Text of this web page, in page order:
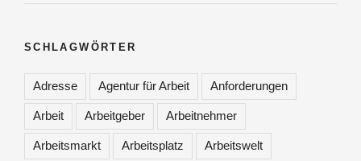
SCHLAGWÖRTER
Adresse Agentur für Arbeit Anforderungen
Arbeit Arbeitgeber Arbeitnehmer
Arbeitsmarkt Arbeitsplatz Arbeitswelt